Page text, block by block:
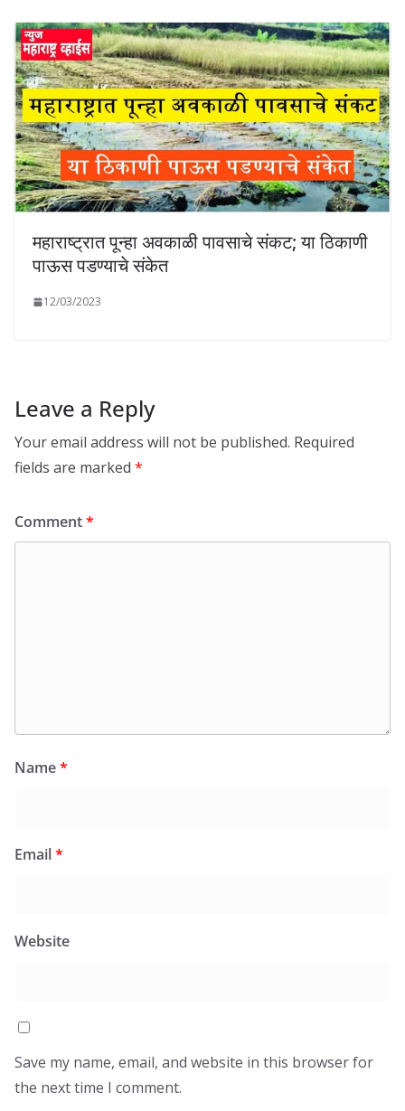
महाराष्ट्रात पून्हा अवकाळी पावसाचे संकट; या ठिकाणी
पाऊस पडण्याचे संकेत
12/03/2023
Leave a Reply
Your email address will not be published. Required
fields are marked *
Comment*
Name*
Email*
Website
Save my name, email, and website in this browser for
the next time I comment.